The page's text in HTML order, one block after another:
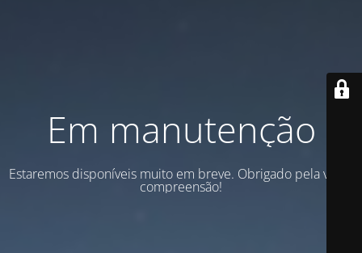
Em manutenção
Estaremos disponíveis muito em breve. Obrigado pela vossa
compreensão!